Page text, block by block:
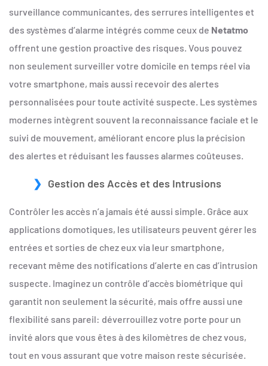
surveillance communicantes, des serrures intelligentes et
des systèmes d’alarme intégrés comme ceux de Netatmo
offrent une gestion proactive des risques. Vous pouvez
non seulement surveiller votre domicile en temps réel via
votre smartphone, mais aussi recevoir des alertes
personnalisées pour toute activité suspecte. Les systèmes
modernes intègrent souvent la reconnaissance faciale et le
suivi de mouvement, améliorant encore plus la précision
des alertes et réduisant les fausses alarmes coûteuses.
Gestion des Accès et des Intrusions
Contrôler les accès n’a jamais été aussi simple. Grâce aux
applications domotiques, les utilisateurs peuvent gérer les
entrées et sorties de chez eux via leur smartphone,
recevant même des notifications d’alerte en cas d’intrusion
suspecte. Imaginez un contrôle d’accès biométrique qui
garantit non seulement la sécurité, mais offre aussi une
flexibilité sans pareil: déverrouillez votre porte pour un
invité alors que vous êtes à des kilomètres de chez vous,
tout en vous assurant que votre maison reste sécurisée.